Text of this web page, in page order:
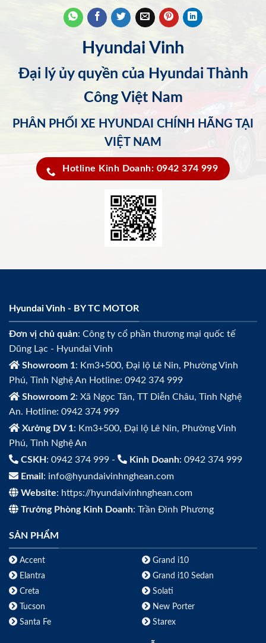
Hyundai Vinh
Đại lý ủy quyền của Hyundai Thành
Công Việt Nam
PHÂN PHỐI XE HYUNDAI CHÍNH HÃNG TẠI
VIỆT NAM
Hotline Kinh Doanh: 0942 374 999
Hyundai Vinh - BY TC MOTOR
Đơn vị chủ quản: Công ty cổ phần thương mại quốc tế
Dũng Lạc - Hyundai Vinh
Showroom 1: Km3+500, Đại lộ Lê Nin, Phường Vinh
Phú, Tỉnh Nghệ An Hotline: 0942 374 999
Showroom 2: Xã Ngọc Tân, TT Diễn Châu, Tỉnh Nghệ
An. Hotline: 0942 374 999
Xưởng DV 1: Km3+500, Đại lộ Lê Nin, Phường Vinh
Phú, Tỉnh Nghệ An
CSKH : 0942 374 999 - Kinh Doanh: 0942 374 999
Email : info@hyundaivinhnghean.com
Website: https://hyundaivinhnghean.com
Trưởng Phòng Kinh Doanh: Trần Đình Phương
SẢN PHẨM
Accent
Elantra
Creta
Tucson
Santa Fe
Grand i10
Grand i10 Sedan
Solati
New Porter
Starex